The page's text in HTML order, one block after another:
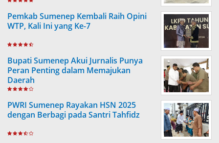
Pemkab Sumenep Kembali Raih Opini
WTP, Kali Ini yang Ke-7
Bupati Sumenep Akui Jurnalis Punya
Peran Penting dalam Memajukan
Daerah
PWRI Sumenep Rayakan HSN 2025
dengan Berbagi pada Santri Tahfidz